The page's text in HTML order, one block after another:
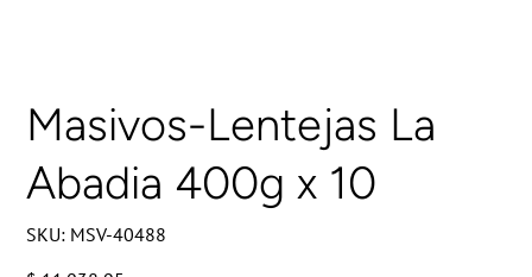
Masivos-Lentejas La
Abadia 400g x 10
SKU: SKU
MSV-
MSV-40488
Precio